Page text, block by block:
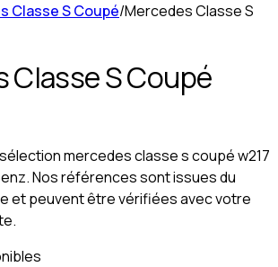
Classe S Coupé/Mercedes Classe S
Classe S Coupé
mercedes classe s coupé w217
Nos références sont issues du
et peuvent être vérifiées avec votre
s